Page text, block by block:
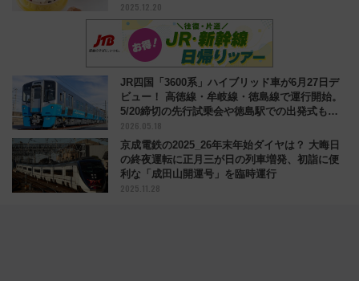
2025.12.20
JR四国「3600系」ハイブリッド車が6月27日デ
ビュー！ 高徳線・牟岐線・徳島線で運行開始。
5/20締切の先行試乗会や徳島駅での出発式もチ
ェック
2026.05.18
京成電鉄の2025_26年末年始ダイヤは？ 大晦日
の終夜運転に正月三が日の列車増発、初詣に便
利な「成田山開運号」を臨時運行
2025.11.28